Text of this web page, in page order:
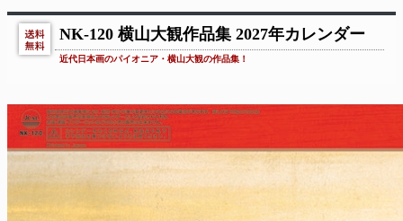
NK-120 横山大観作品集 2027年カレンダー
近代日本画のパイオニア・横山大観の作品集！